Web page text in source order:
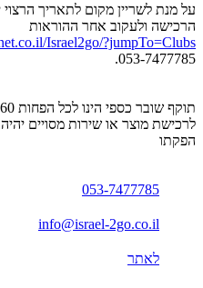
על מנת לשריין מקום לתאריך
הרכישה ולעקוב אחר ההוראות
Israel2go/?jumpTo=Clubs
053-7477785.
הפקתו
053-7477785
info@israel-2go.co.il
לאתר